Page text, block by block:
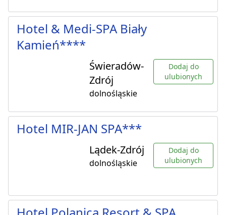
Hotel & Medi-SPA Biały
Kamień****
Świeradów-
Zdrój
dolnośląskie
Dodaj do
ulubionych
Hotel MIR-JAN SPA***
Lądek-Zdrój
dolnośląskie
Dodaj do
ulubionych